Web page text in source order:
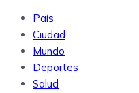
País
Ciudad
Mundo
Deportes
Salud